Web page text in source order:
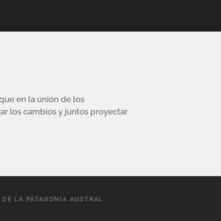
en la unión de los
los cambios y juntos proyectar
LA PATAGONIA AUSTRAL